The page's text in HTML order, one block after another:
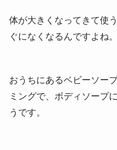
体が大きくなってきて使
ぐになくなるんですよね。
おうちにあるベビーソー
ミングで、ボディソープ
うです。